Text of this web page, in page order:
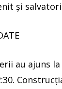
și
au ajuns